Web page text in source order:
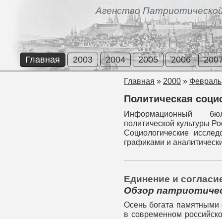
Агенство
Главная 2003 2004 2005 2006
Главная » 2000 » Февраль
Политическая
Информационный
политической культуры
Социологические
графиками и
Единение и
Обзор
Осень богата памятными
в современном